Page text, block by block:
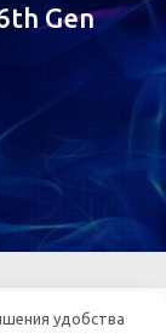
Gen
удобства